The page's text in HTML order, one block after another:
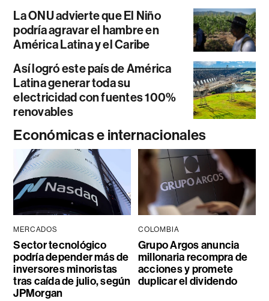
La ONU advierte que El Niño
podría agravar el hambre en
América Latina y el Caribe
Así logró este país de América
Latina generar toda su
electricidad con fuentes 100%
renovables
Económicas e internacionales
MERCADOS
Sector tecnológico
podría depender más de
inversores minoristas
tras caída de julio, según
JPMorgan
COLOMBIA
Grupo Argos anuncia
millonaria recompra de
acciones y promete
duplicar el dividendo